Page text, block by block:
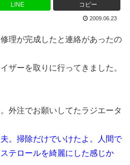
LINE コピー
2009.06.23
理が完成したと連絡があったの
ザーを取りに行ってきました。
外注でお願いしてたラジエータ
。掃除だけでいけたよ。人間で
テロールを綺麗にした感じか